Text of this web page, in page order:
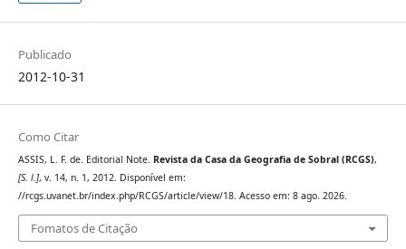
Publicado
2012-10-31
Como Citar
ASSIS, L. F. de. Editorial Note. Revista da Casa da Geografia de Sobral (RCGS),
[S. l.], v. 14, n. 1, 2012. Disponível em:
//rcgs.uvanet.br/index.php/RCGS/article/view/18. Acesso em: 8 ago. 2026.
Fomatos de Citação